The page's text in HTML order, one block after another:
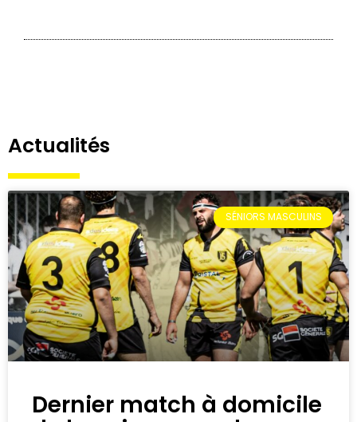
Actualités
SÉNIORS MASCULINS
Dernier match à domicile